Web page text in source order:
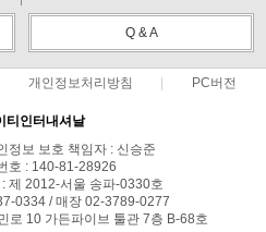
Q & A
개인정보처리방침 PC버전
티인터내셔날
정보 보호 책임자 : 신승준
호 : 140-81-28926
제 2012-서울 송파-0330호
0334 / 매장 02-3789-0277
로 10 가든파이브 툴관 7층 B-68호